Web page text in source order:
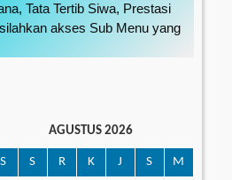
Tata Tertib Siwa, Prestasi
akses Sub Menu yang
AGUSTUS 2026
S S R K J S M